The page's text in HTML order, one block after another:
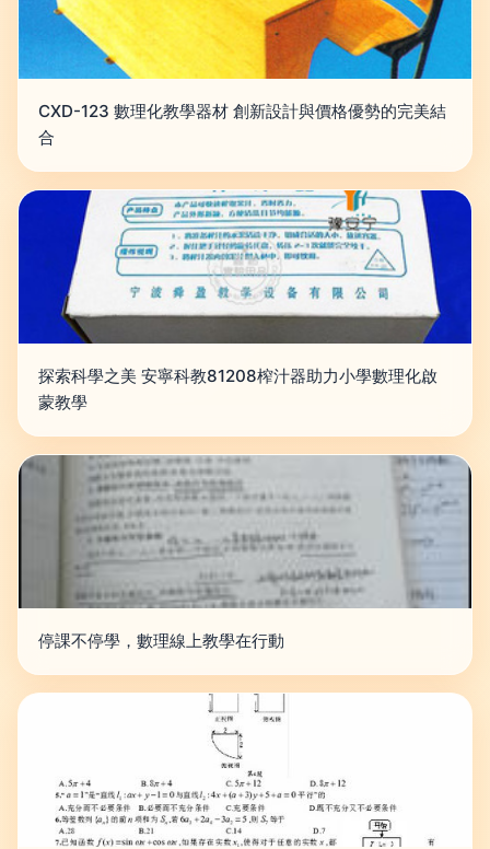
CXD-123 數理化教學器材 創新設計與價格優勢的完美結
合
探索科學之美 安寧科教81208榨汁器助力小學數理化啟
蒙教學
停課不停學，數理線上教學在行動